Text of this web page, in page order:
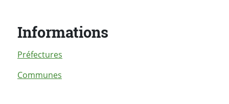
Informations
Préfectures
Communes